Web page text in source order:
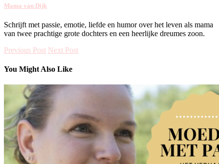
Mama van Dijk
Schrijft met passie, emotie, liefde en humor over het leven als mama
van twee prachtige grote dochters en een heerlijke dreumes zoon.
Previous Post Next Post
You Might Also Like